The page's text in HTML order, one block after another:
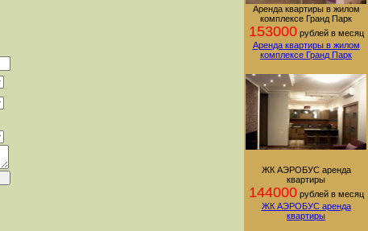
Аренда квартиры в жилом
комплексе Гранд Парк
153000рублей в месяц
Аренда квартиры в жилом
комплексе Гранд Парк
ЖК АЭРОБУС аренда
квартиры
144000рублей в месяц
ЖК АЭРОБУС аренда
квартиры